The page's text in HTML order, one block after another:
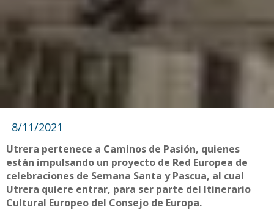
8/11/2021
Utrera pertenece a Caminos de Pasión, quienes
están impulsando un proyecto de Red Europea de
celebraciones de Semana Santa y Pascua, al cual
Utrera quiere entrar, para ser parte del Itinerario
Cultural Europeo del Consejo de Europa.